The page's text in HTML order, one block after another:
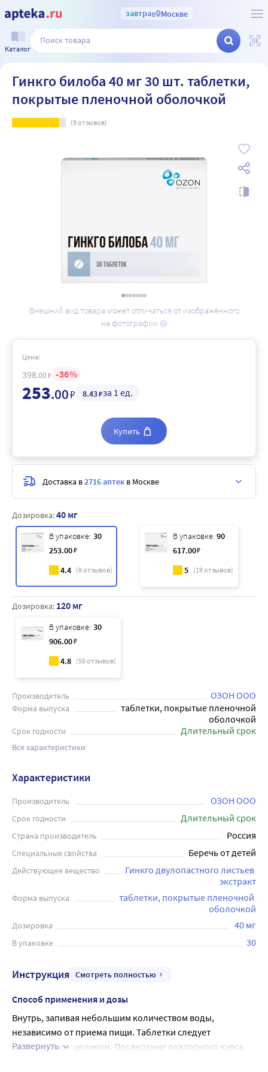
завтрав Москве
Каталог
Гинкго билоба 40 мг 30 шт. таблетки,
покрытые пленочной оболочкой
(9отзывов)
Внешний вид товара может отличаться от изображённого
на фотографии
Дозировка:40 мг
В упаковке: 30
253.00₽
4.4 (9отзывов)
В упаковке: 90
617.00₽
5 (19отзывов)
Дозировка: 120 мг
В упаковке: 30
906.00₽
4.8 (50отзывов)
Производитель ОЗОН ООО
Форма выпуска
таблетки, покрытые пленочной
оболочкой
Срок годности Длительный срок
Все характеристики
Цена:
398.00₽ 36
253.00₽ 8.43₽за 1 ед.
Купить
Доставка в2716 аптек в Москве
Характеристики
Производитель ОЗОН ООО
Срок годности Длительный срок
Страна производитель Россия
Специальные свойства Беречь от детей
Действующее вещество
Гинкго двулопастного листьев
экстракт
Форма выпуска
таблетки, покрытые пленочной
оболочкой
Дозировка 40 мг
В упаковке 30
Инструкция Смотреть полностью
Способ применения и дозы
Внутрь, запивая небольшим количеством воды,
независимо от приема пищи. Таблетки следует
проглатывать целиком. Проведение повторного курса
Развернуть